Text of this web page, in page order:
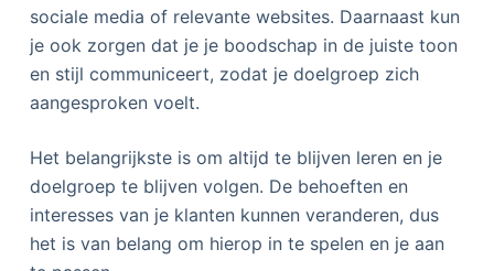
sociale media of relevante websites. Daarnaast kun
je ook zorgen dat je je boodschap in de juiste toon
en stijl communiceert, zodat je doelgroep zich
aangesproken voelt.
Het belangrijkste is om altijd te blijven leren en je
doelgroep te blijven volgen. De behoeften en
interesses van je klanten kunnen veranderen, dus
het is van belang om hierop in te spelen en je aan